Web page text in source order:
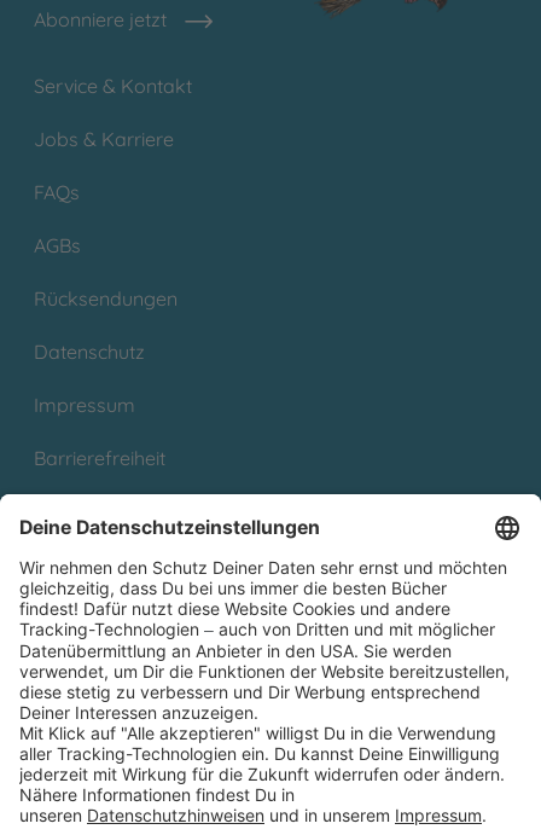
Abonniere jetzt
Service & Kontakt
Jobs & Karriere
FAQs
AGBs
Rücksendungen
Datenschutz
Impressum
Barrierefreiheit
Partnerprogramm (Affiliate)
Folge uns auf
* Versandkostenfrei ab 9,00 € Bestellwert innerhalb
Deutschlands